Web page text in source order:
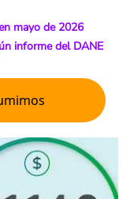
mayo de 2026
informe del DANE